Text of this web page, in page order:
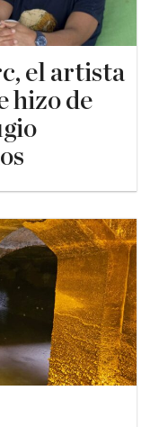
el artista
hizo de